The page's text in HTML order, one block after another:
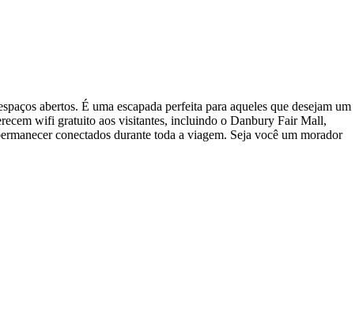
abertos. É uma escapada perfeita para aqueles que desejam um
wifi gratuito aos visitantes, incluindo o Danbury Fair Mall,
conectados durante toda a viagem. Seja você um morador